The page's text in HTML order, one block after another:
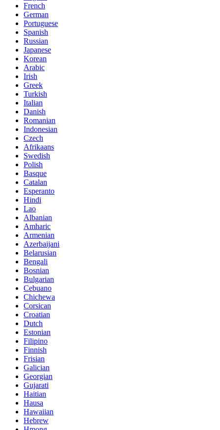
French
German
Portuguese
Spanish
Russian
Japanese
Korean
Arabic
Irish
Greek
Turkish
Italian
Danish
Romanian
Indonesian
Czech
Afrikaans
Swedish
Polish
Basque
Catalan
Esperanto
Hindi
Lao
Albanian
Amharic
Armenian
Azerbaijani
Belarusian
Bengali
Bosnian
Bulgarian
Cebuano
Chichewa
Corsican
Croatian
Dutch
Estonian
Filipino
Finnish
Frisian
Galician
Georgian
Gujarati
Haitian
Hausa
Hawaiian
Hebrew